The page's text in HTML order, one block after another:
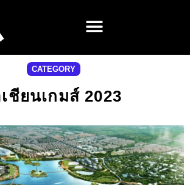
CATEGORY
เชียนเกมส์ 2023